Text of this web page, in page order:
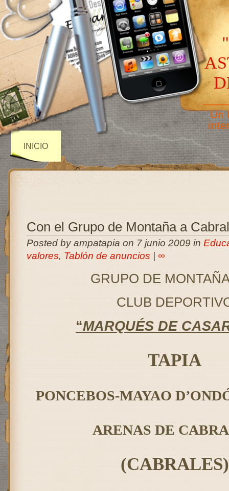
Un
INICIO
Con el Grupo de Montaña a
Posted by ampatapia on 7 junio 2009 in
valores, Tablón de anuncios ∞
GRUPO DE
CLUB
“MARQUÉS DE
TAPIA
PONCEBOS-MAYAO
ARENAS DE
(CABRALES)